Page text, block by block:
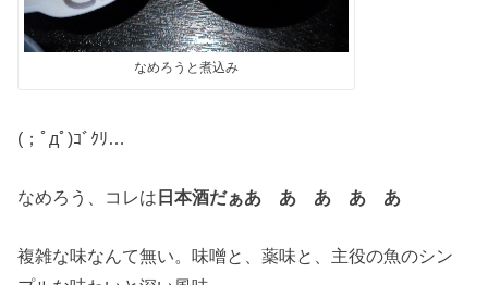
なめろうと煮込み
(；ﾟдﾟ)ｺﾞｸﾘ…
なめろう、コレは 日本酒だぁあゝあゝあゝあゝあゝ
複雑な味なんて無い。味噌と、薬味と、主役の魚のシン